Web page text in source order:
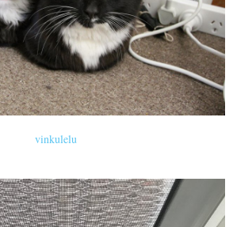
vinkulelu